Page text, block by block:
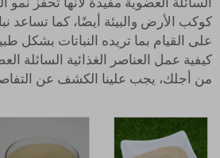
كوكب الأرض والبيئة أيضًا، كما تساعد
على القيام بما تريده النباتات بشكل
كيفية عمل العناصر الغذائية السائلة
من أجلك، يجب علينا الكشف عن